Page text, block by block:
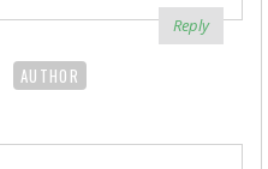
Reply
AUTHOR